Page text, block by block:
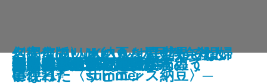
幽冥の岸 十二国記
未知なるカダスを夢に求めて
さよならの言い方なんて知らな
い。11
龍ノ国幻想9 天恵の命
神と王1 亡国の書
人魚屋敷の殺人
悪徳もまた
善人たち
わたしが・棄てた・女
きまぐれカプセル
星新一／著
一夜─隠蔽捜査10─
夢ノ町本通り─文庫版─
フィレンツェに悪魔が彷徨う
その他の危険
〈完全版〉JKハルは異世界で娼婦
になった summer
人喰いパンダ殺人事件
幻のアフリカ納豆を追え！─そし
て現れた〈サピエンス納豆〉─
色ざんげ
晴れでも雨でも昆虫学者
名探偵のいけにえ─人民教会殺人
事件─